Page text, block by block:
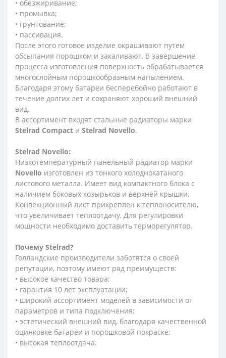
• обезжиривание;
• промывка;
• грунтование;
• пассивация.
После этого готовое изделие окрашивают путем
обсыпания порошком и закаливают. В завершение
процесса изготовления поверхность обрабатывается
многослойным порошкообразным напылением.
Благодаря этому батареи бесперебойно работают в
течение долгих лет и сохраняют хороший внешний
вид.
В ассортимент входят стальные радиаторы марки
Stelrad Compact и Stelrad Novello.
Stelrad Novello:
Низкотемпературный панельный радиатор марки
Novello изготовлен из тонкого холоднокатаного
листового металла. Имеет вид компактного блока с
наличием боковых козырьков и верхней крышки.
Конвекционный лист прикреплен к теплоносителю,
что увеличивает теплоотдачу. Для регулировки
мощности необходимо доставить терморегулятор.
Почему Stelrad?
Голландские производители заботятся о своей
репутации, поэтому имеют ряд преимуществ:
• высокое качество товара;
• гарантия 10 лет эксплуатации;
• широкий ассортимент моделей в зависимости от
параметров и типа подключения;
• эстетический внешний вид, благодаря качественной
оцинковке батареи и порошковой покраске;
• высокая теплоотдача.